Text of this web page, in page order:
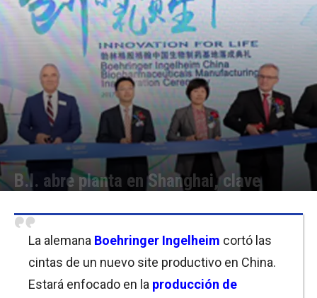
B.I. abre planta en Shanghai, clave
La alemana Boehringer Ingelheim cortó las
cintas de un nuevo site productivo en China.
Estará enfocado en la producción de